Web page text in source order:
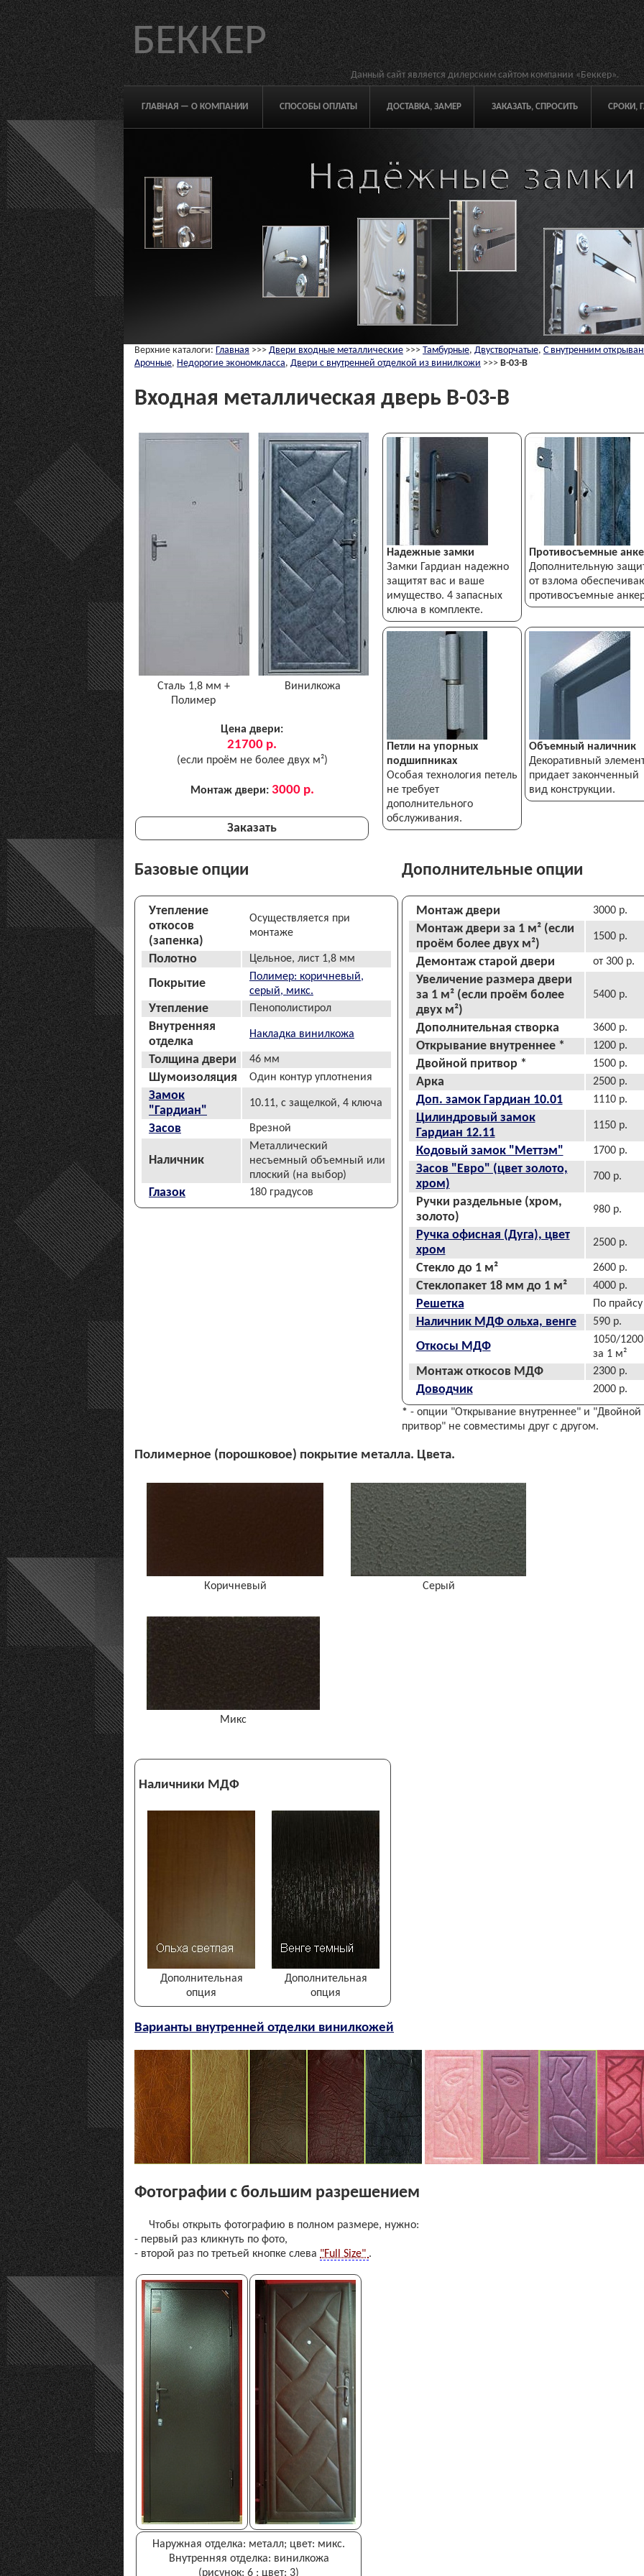
БЕККЕР
Данный сайт является дилерским сайтом компании «Беккер».
ГЛАВНАЯ — О КОМПАНИИ СПОСОБЫ ОПЛАТЫ ДОСТАВКА, ЗАМЕР ЗАКАЗАТЬ, СПРОСИТЬ СРОКИ,
Верхние каталоги: Главная >>> Двери входные металлические >>> Тамбурные, Двустворчатые, С внутренним
Арочные, Недорогие экономкласса, Двери с внутренней отделкой из винилкожи >>> В-03-В
Входная металлическая дверь В-03-В
Сталь 1,8 мм +
Полимер
Винилкожа
Цена двери:
21700 р.
(если проём не более двух м²)
Монтаж двери: 3000 р.
Заказать
Надежные замки
Замки Гардиан надежно
защитят вас и ваше
имущество. 4 запасных
ключа в комплекте.
Противосъемные
Дополнительную
от взлома
противосъемные
Петли на упорных
подшипниках
Особая технология петель
не требует
дополнительного
обслуживания.
Объемный наличник
Декоративный
придает законченный
вид конструкции.
Базовые опции
Утепление
откосов
(запенка)
Осуществляется при
монтаже
Полотно Цельное, лист 1,8 мм
Покрытие
Полимер: коричневый,
серый, микс.
Утепление Пенополистирол
Внутренняя
отделка
Накладка винилкожа
Толщина двери 46 мм
Шумоизоляция Один контур уплотнения
Замок
"Гардиан"
10.11, с защелкой, 4 ключа
Засов Врезной
Наличник
Металлический
несъемный объемный или
плоский (на выбор)
Глазок 180 градусов
Дополнительные опции
Монтаж двери 3000 р.
Монтаж двери за 1 м² (если
проём более двух м²)
1500 р.
Демонтаж старой двери от 300 р.
Увеличение размера двери
за 1 м² (если проём более
двух м²)
5400 р.
Дополнительная створка 3600 р.
Открывание внутреннее * 1200 р.
Двойной притвор * 1500 р.
Арка 2500 р.
Доп. замок Гардиан 10.01 1110 р.
Цилиндровый замок
Гардиан 12.11
1150 р.
Кодовый замок "Меттэм" 1700 р.
Засов "Евро" (цвет золото,
хром)
700 р.
Ручки раздельные (хром,
золото)
980 р.
Ручка офисная (Дуга), цвет
хром
2500 р.
Стекло до 1 м² 2600 р.
Стеклопакет 18 мм до 1 м² 4000 р.
Решетка По прайсу
Наличник МДФ ольха, венге 590 р.
Откосы МДФ
1050/
за 1 м²
Монтаж откосов МДФ 2300 р.
Доводчик
2000 р.
* - опции "Открывание внутреннее" и "Двойной
притвор" не совместимы друг с другом.
Полимерное (порошковое) покрытие металла. Цвета.
Коричневый Серый
Микс
Наличники МДФ
Дополнительная
опция
Дополнительная
опция
Варианты внутренней отделки винилкожей
Фотографии с большим разрешением
Чтобы открыть фотографию в полном размере, нужно:
- первый раз кликнуть по фото,
- второй раз по третьей кнопке слева "Full Size" .
Наружная отделка: металл; цвет: микс.
Внутренняя отделка: винилкожа
(рисунок: 6 ; цвет: 3)